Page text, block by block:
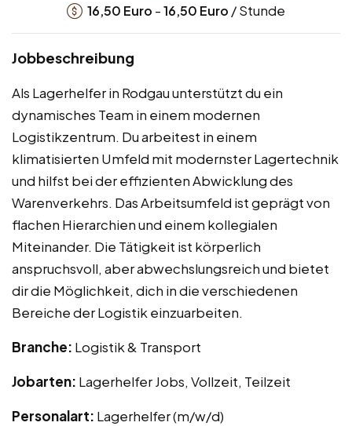
16,50 Euro -16,50 Euro / Stunde
Jobbeschreibung
Als Lagerhelfer in Rodgau unterstützt du ein
dynamisches Team in einem modernen
Logistikzentrum. Du arbeitest in einem
klimatisierten Umfeld mit modernster Lagertechnik
und hilfst bei der effizienten Abwicklung des
Warenverkehrs. Das Arbeitsumfeld ist geprägt von
flachen Hierarchien und einem kollegialen
Miteinander. Die Tätigkeit ist körperlich
anspruchsvoll, aber abwechslungsreich und bietet
dir die Möglichkeit, dich in die verschiedenen
Bereiche der Logistik einzuarbeiten.
Branche: Logistik & Transport
Jobarten: Lagerhelfer Jobs, Vollzeit, Teilzeit
Personalart: Lagerhelfer (m/w/d)